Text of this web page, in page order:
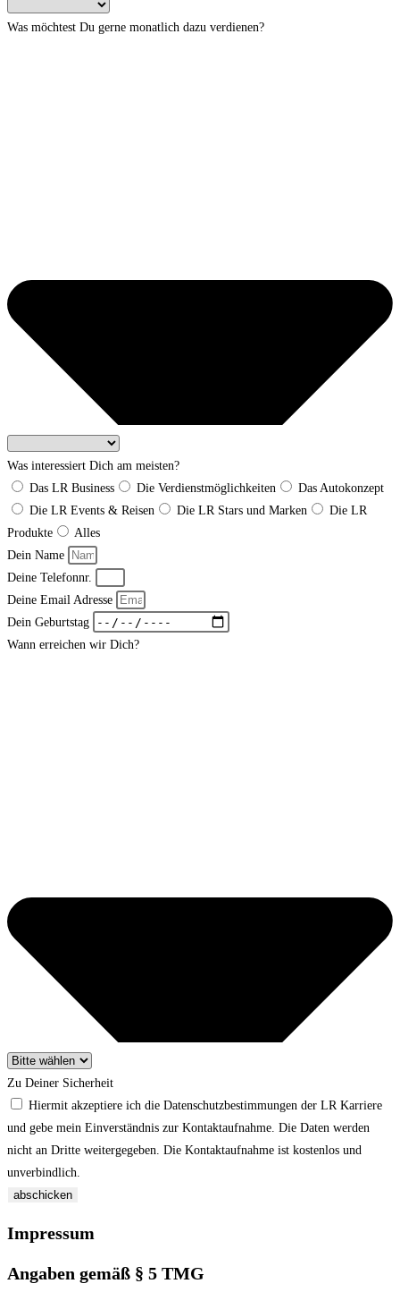
Was möchtest Du gerne monatlich dazu verdienen?
Was interessiert Dich am meisten?
Das LR Business
Die Verdienstmöglichkeiten
Das Autokonzept
Die LR Events & Reisen
Die LR Stars und Marken
Die LR
Produkte
Alles
Dein Name
Deine Telefonnr.
Deine Email Adresse
Dein Geburtstag
Wann erreichen wir Dich?
Zu Deiner Sicherheit
Hiermit akzeptiere ich die Datenschutzbestimmungen der LR Karriere
und gebe mein Einverständnis zur Kontaktaufnahme. Die Daten werden
nicht an Dritte weitergegeben. Die Kontaktaufnahme ist kostenlos und
unverbindlich.
abschicken
Impressum
Angaben gemäß § 5 TMG